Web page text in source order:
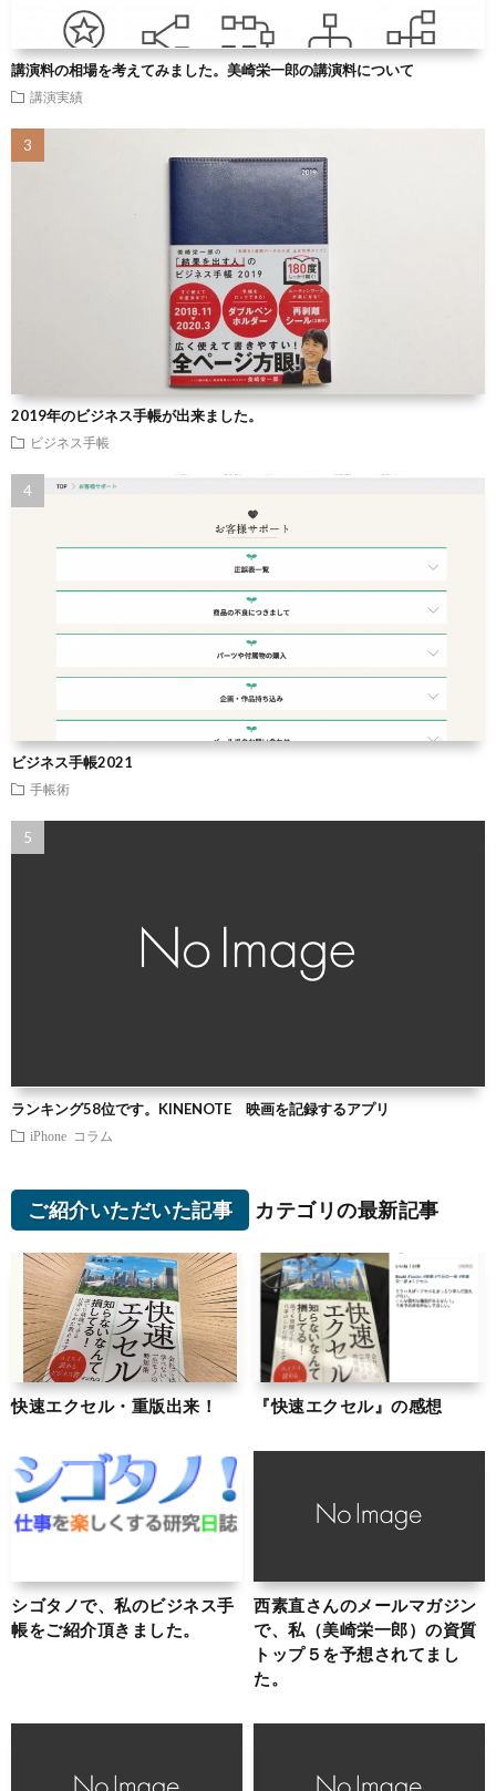
講演料の相場を考えてみました。美崎栄一郎の講演料について
講演実績
2019年のビジネス手帳が出来ました。
ビジネス手帳
ビジネス手帳2021
手帳術
ランキング58位です。KINENOTE 映画を記録するアプリ
iPhone コラム
ご紹介いただいた記事 カテゴリの最新記事
快速エクセル・重版出来！ 『快速エクセル』の感想
シゴタノで、私のビジネス手
帳をご紹介頂きました。
西素直さんのメールマガジン
で、私（美崎栄一郎）の資質
トップ５を予想されてまし
た。